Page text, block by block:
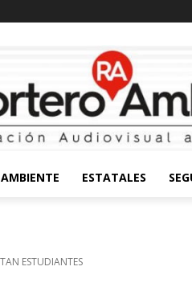
ESTATALES
ESTUDIANTES